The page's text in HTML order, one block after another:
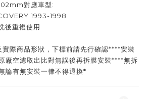
對應車型:
1993-1998
後重複使用
際商品形狀，下標前請先行確認****安裝
廠空濾取出比對無誤後再拆膜安裝****無拆
論有無安裝一律不得退換*